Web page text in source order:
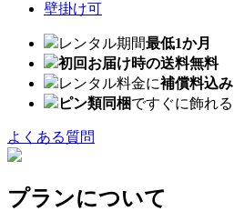
壁掛け可
レンタル期間最低1か月
初回お届け時の送料無料
レンタル料金に補償料込み
ピン類同梱ですぐに飾れる
よくある質問
プランについて